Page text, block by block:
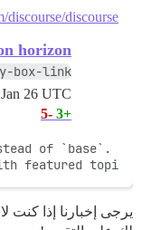
discourse/discourse
horizon
box-link
26 UTC
+3
-5
of `base`.
featured topi
يرجى إخبارنا إذا كنت